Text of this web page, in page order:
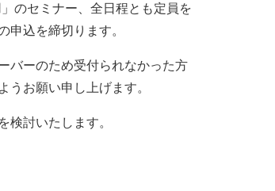
のセミナー、全日程とも定員を
申込を締切ります。
バーのため受付られなかった方
うお願い申し上げます。
検討いたします。